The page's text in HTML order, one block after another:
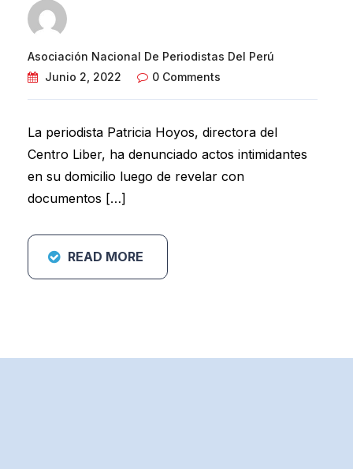
Asociación Nacional De Periodistas Del Perú
Junio 2, 2022
0 Comments
La periodista Patricia Hoyos, directora del
Centro Liber, ha denunciado actos intimidantes
en su domicilio luego de revelar con
documentos […]
READ MORE